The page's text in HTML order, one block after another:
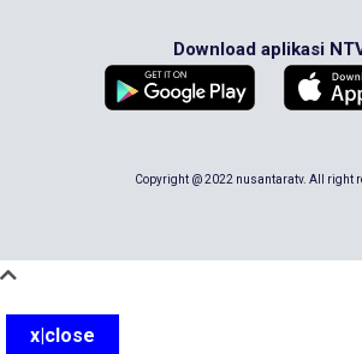
Download aplikasi
Copyright @ 2022 nusantaratv. All right
x|close